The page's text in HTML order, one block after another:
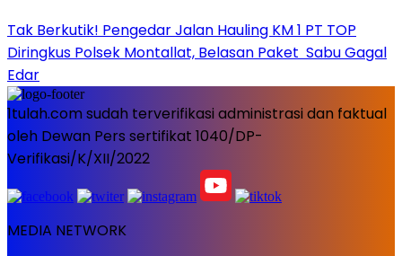
Tak Berkutik! Pengedar Jalan Hauling KM 1 PT TOP
Diringkus Polsek Montallat, Belasan Paket Sabu Gagal
Edar
1tulah.com sudah terverifikasi administrasi dan faktual
oleh Dewan Pers sertifikat 1040/DP-
Verifikasi/K/XII/2022
MEDIA NETWORK